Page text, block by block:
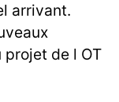
arrivant.
de l OT